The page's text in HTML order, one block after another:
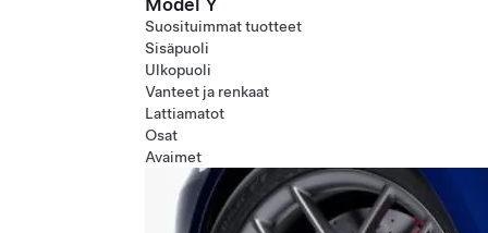
Model Y
Suosituimmat tuotteet
Sisäpuoli
Ulkopuoli
Vanteet ja renkaat
Lattiamatot
Osat
Avaimet